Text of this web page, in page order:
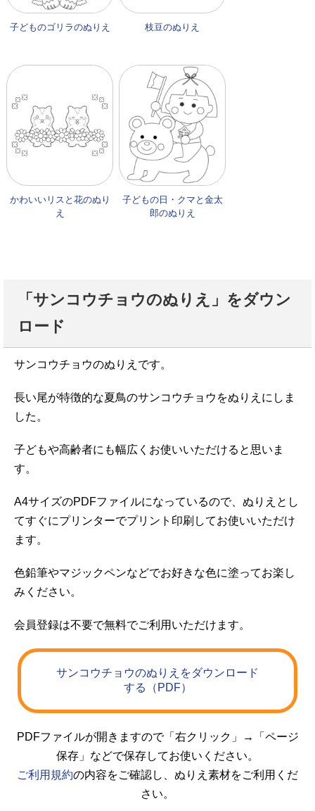
子どものゴリラのぬりえ 枝豆のぬりえ
かわいいリスと花のぬり
え
子どもの日・クマと金太
郎のぬりえ
「サンコウチョウのぬりえ」をダウン
ロード
サンコウチョウのぬりえです。
長い尾が特徴的な夏鳥のサンコウチョウをぬりえにしま
した。
子どもや高齢者にも幅広くお使いいただけると思いま
す。
A4サイズのPDFファイルになっているので、ぬりえとし
てすぐにプリンターでプリント印刷してお使いいただけ
ます。
色鉛筆やマジックペンなどでお好きな色に塗ってお楽し
みください。
会員登録は不要で無料でご利用いただけます。
サンコウチョウのぬりえをダウンロード
する（PDF）
PDFファイルが開きますので「右クリック」→「ページ
保存」などで保存してお使いください。
ご利用規約の内容をご確認し、ぬりえ素材をご利用くだ
さい。